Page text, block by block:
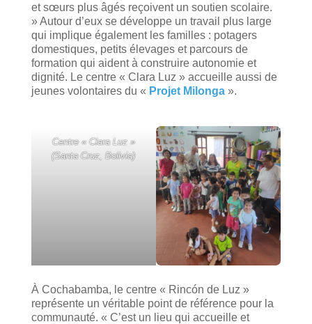
et sœurs plus âgés reçoivent un soutien scolaire.
» Autour d’eux se développe un travail plus large
qui implique également les familles : potagers
domestiques, petits élevages et parcours de
formation qui aident à construire autonomie et
dignité. Le centre « Clara Luz » accueille aussi de
jeunes volontaires du « Projet Milonga».
Centre « Clara Luz »
(Santa Cruz, Bolivia)
À Cochabamba, le centre « Rincón de Luz »
représente un véritable point de référence pour la
communauté. « C’est un lieu qui accueille et